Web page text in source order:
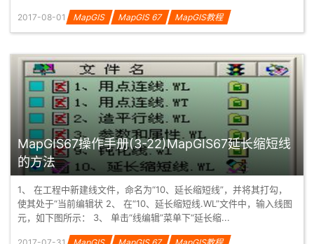
2017-08-01 MapGIS MapGIS 67 MapGIS教程
MapGIS67操作手册(3-22)MapGIS67延长缩短线
的方法
1、 在工程中新建线文件，命名为“10、延长缩短线”，并将其打勾，
使其处于“当前编辑状 2、 在“10、延长缩短线.WL”文件中，输入线图
元，如下图所示： 3、 单击“线编辑”菜单下“延长缩...